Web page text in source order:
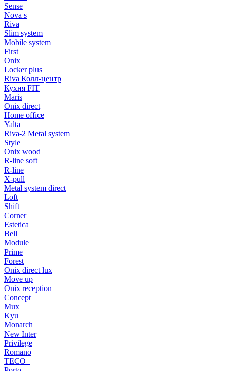
Sense
Nova s
Riva
Slim system
Mobile system
First
Onix
Locker plus
Riva Колл-центр
Кухня FIT
Maris
Onix direct
Home office
Yalta
Riva-2 Metal system
Style
Onix wood
R-line soft
R-line
X-pull
Metal system direct
Loft
Shift
Corner
Estetica
Bell
Module
Prime
Forest
Onix direct lux
Move up
Onix reception
Concept
Mux
Kyu
Monarch
New Inter
Privilege
Romano
TECO+